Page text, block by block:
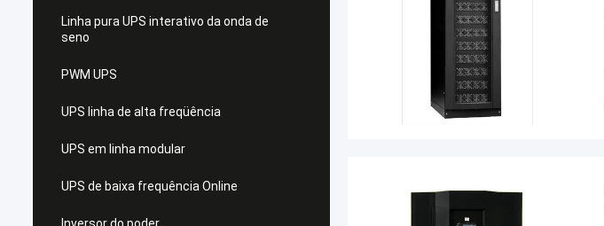
Linha pura UPS interativo da onda de
seno
PWM UPS
UPS linha de alta freqüência
UPS em linha modular
UPS de baixa frequência Online